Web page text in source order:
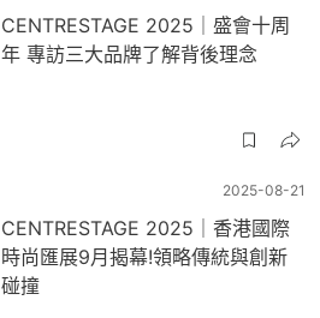
CENTRESTAGE 2025｜盛會十周
年 專訪三大品牌了解背後理念
2025-08-21
CENTRESTAGE 2025｜香港國際
時尚匯展9月揭幕!領略傳統與創新
碰撞